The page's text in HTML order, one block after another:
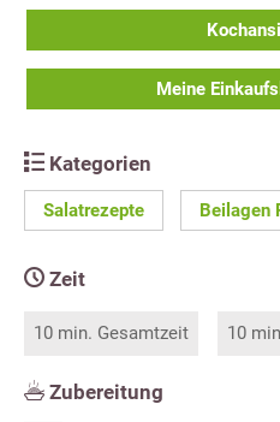
Meine
Kategorien
Salatrezepte Beilagen
Zeit
10 min. Gesamtzeit 10
Zubereitung